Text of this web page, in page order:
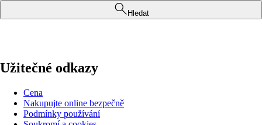
Hledat
Užitečné odkazy
Cena
Nakupujte online bezpečně
Podmínky používání